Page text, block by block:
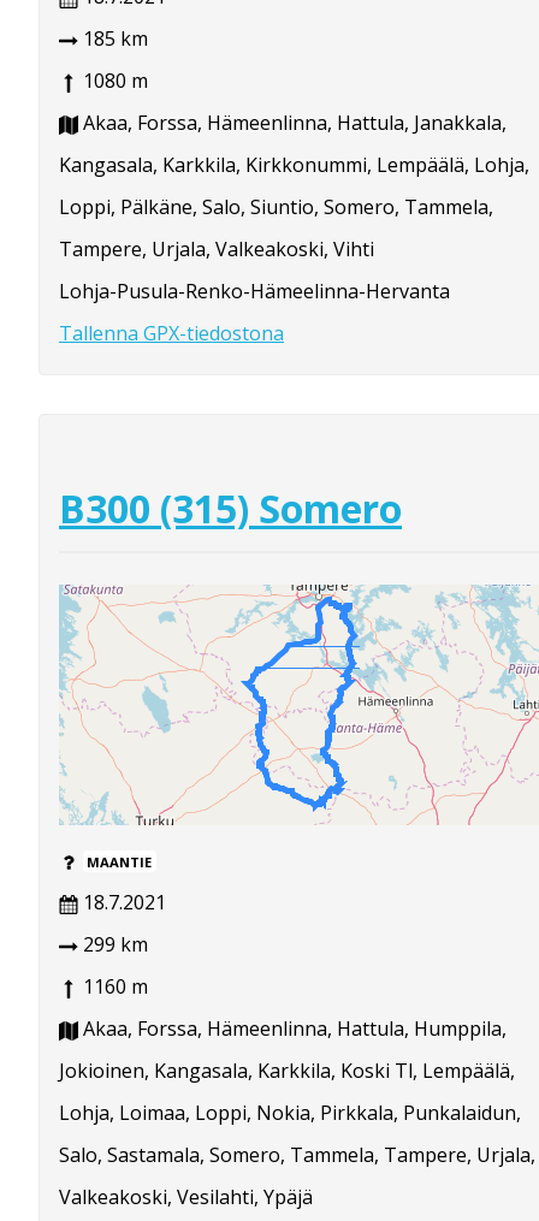
185 km
1080 m
Akaa, Forssa, Hämeenlinna, Hattula, Janakkala,
Kangasala, Karkkila, Kirkkonummi, Lempäälä, Lohja,
Loppi, Pälkäne, Salo, Siuntio, Somero, Tammela,
Tampere, Urjala, Valkeakoski, Vihti
Lohja-Pusula-Renko-Hämeelinna-Hervanta
Tallenna GPX-tiedostona
B300 (315) Somero
MAANTIE
18.7.2021
299 km
1160 m
Akaa, Forssa, Hämeenlinna, Hattula, Humppila,
Jokioinen, Kangasala, Karkkila, Koski Tl, Lempäälä,
Lohja, Loimaa, Loppi, Nokia, Pirkkala, Punkalaidun,
Salo, Sastamala, Somero, Tammela, Tampere, Urjala,
Valkeakoski, Vesilahti, Ypäjä